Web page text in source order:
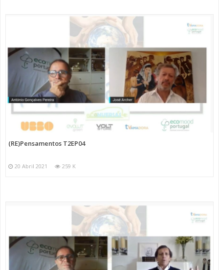
(RE)Pensamentos T2EP04
20 Abril 2021 259 K